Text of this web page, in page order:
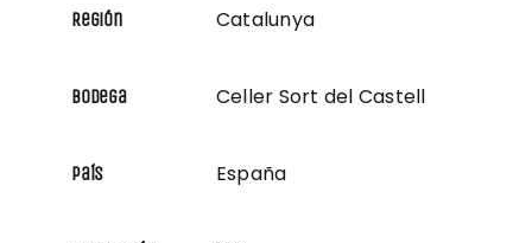
Región Catalunya
Bodega Celler Sort del Castell
País España